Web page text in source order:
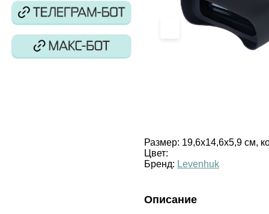
Размер: 19,6х14,6х5,9 см,
Цвет:
Бренд: Levenhuk
Описание